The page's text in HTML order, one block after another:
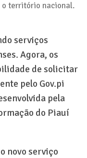
o território nacional.
serviços
Agora, os
de solicitar
pelo Gov.pi
pela
do Piauí
novo serviço